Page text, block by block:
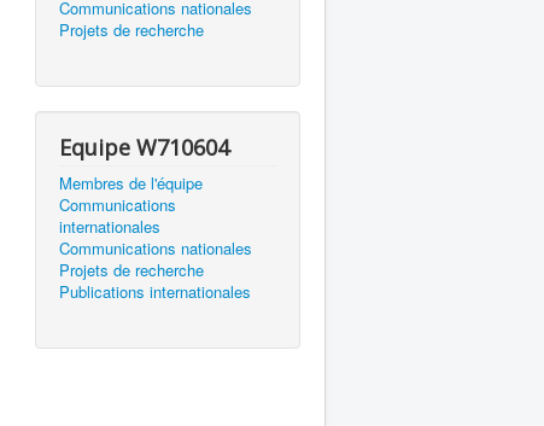
Communications nationales
Projets de recherche
Equipe W710604
Membres de l'équipe
Communications
internationales
Communications nationales
Projets de recherche
Publications internationales